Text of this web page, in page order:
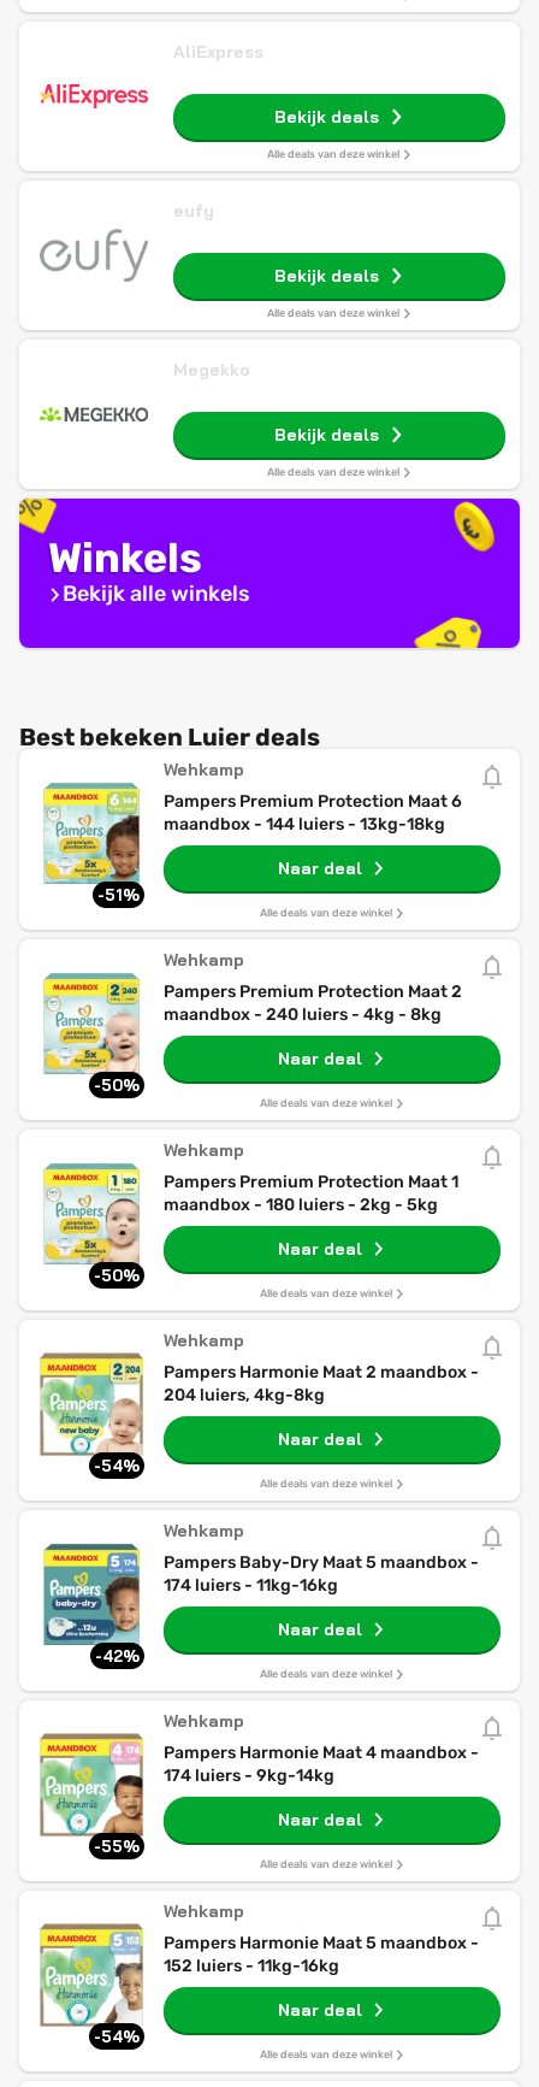
AliExpress
Bekijk deals
Alle deals van deze winkel
eufy
Bekijk deals
Alle deals van deze winkel
Megekko
Bekijk deals
Alle deals van deze winkel
Winkels
Bekijk alle winkels
Best bekeken Luier deals
-51%
Wehkamp
Pampers Premium Protection Maat 6
maandbox - 144 luiers - 13kg-18kg
Naar deal
Alle deals van deze winkel
-50%
Wehkamp
Pampers Premium Protection Maat 2
maandbox - 240 luiers - 4kg - 8kg
Naar deal
Alle deals van deze winkel
-50%
Wehkamp
Pampers Premium Protection Maat 1
maandbox - 180 luiers - 2kg - 5kg
Naar deal
Alle deals van deze winkel
-54%
Wehkamp
Pampers Harmonie Maat 2 maandbox -
204 luiers, 4kg-8kg
Naar deal
Alle deals van deze winkel
-42%
Wehkamp
Pampers Baby-Dry Maat 5 maandbox -
174 luiers - 11kg-16kg
Naar deal
Alle deals van deze winkel
-55%
Wehkamp
Pampers Harmonie Maat 4 maandbox -
174 luiers - 9kg-14kg
Naar deal
Alle deals van deze winkel
-54%
Wehkamp
Pampers Harmonie Maat 5 maandbox -
152 luiers - 11kg-16kg
Naar deal
Alle deals van deze winkel